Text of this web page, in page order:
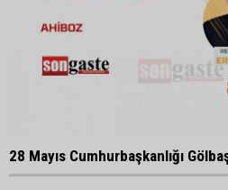
28 Mayıs Cumhurbaşkanlığı